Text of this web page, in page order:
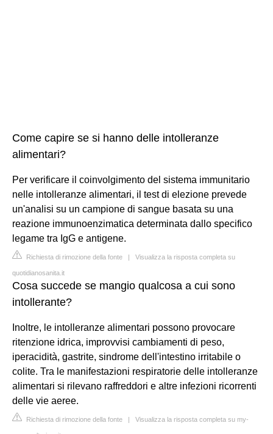
Come capire se si hanno delle intolleranze
alimentari?
Per verificare il coinvolgimento del sistema immunitario
nelle intolleranze alimentari, il test di elezione prevede
un'analisi su un campione di sangue basata su una
reazione immunoenzimatica determinata dallo specifico
legame tra IgG e antigene.
Richiesta di rimozione della fonte | Visualizza la risposta completa su
quotidianosanita.it
Cosa succede se mangio qualcosa a cui sono
intollerante?
Inoltre, le intolleranze alimentari possono provocare
ritenzione idrica, improvvisi cambiamenti di peso,
iperacidità, gastrite, sindrome dell'intestino irritabile o
colite. Tra le manifestazioni respiratorie delle intolleranze
alimentari si rilevano raffreddori e altre infezioni ricorrenti
delle vie aeree.
Richiesta di rimozione della fonte | Visualizza la risposta completa su my-